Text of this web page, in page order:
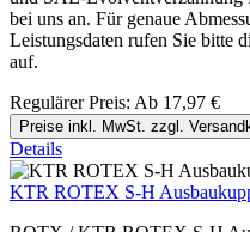
bei uns an. Für genaue
Leistungsdaten rufen Sie bitte
auf.
Regulärer Preis: Ab 17,97 €
Preise inkl. MwSt. zzgl.
Details
KTR ROTEX S-H